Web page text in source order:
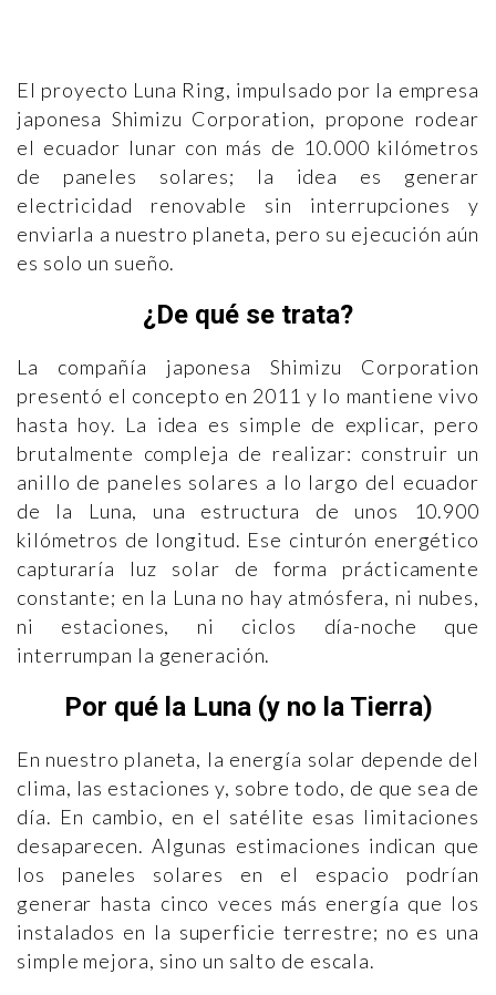
El proyecto Luna Ring, impulsado por la empresa
japonesa Shimizu Corporation, propone rodear
el ecuador lunar con más de 10.000 kilómetros
de paneles solares; la idea es generar
electricidad renovable sin interrupciones y
enviarla a nuestro planeta, pero su ejecución aún
es solo un sueño.
¿De qué se trata?
La compañía japonesa Shimizu Corporation
presentó el concepto en 2011 y lo mantiene vivo
hasta hoy. La idea es simple de explicar, pero
brutalmente compleja de realizar: construir un
anillo de paneles solares a lo largo del ecuador
de la Luna, una estructura de unos 10.900
kilómetros de longitud. Ese cinturón energético
capturaría luz solar de forma prácticamente
constante; en la Luna no hay atmósfera, ni nubes,
ni estaciones, ni ciclos día-noche que
interrumpan la generación.
Por qué la Luna (y no la Tierra)
En nuestro planeta, la energía solar depende del
clima, las estaciones y, sobre todo, de que sea de
día. En cambio, en el satélite esas limitaciones
desaparecen. Algunas estimaciones indican que
los paneles solares en el espacio podrían
generar hasta cinco veces más energía que los
instalados en la superficie terrestre; no es una
simple mejora, sino un salto de escala.